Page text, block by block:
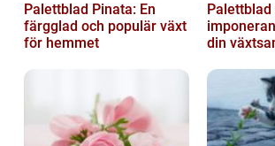
Palettblad Pinata: En
färgglad och populär växt
för hemmet
din